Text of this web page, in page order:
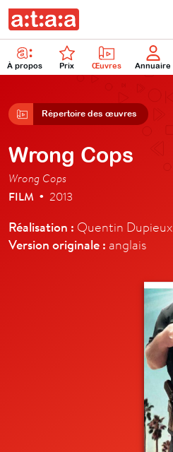
À propos Prix Œuvres Annuaire
Répertoire des œuvres
Wrong Cops
Wrong Cops
FILM • 2013
Réalisation : Quentin Dupieux
Version originale : anglais